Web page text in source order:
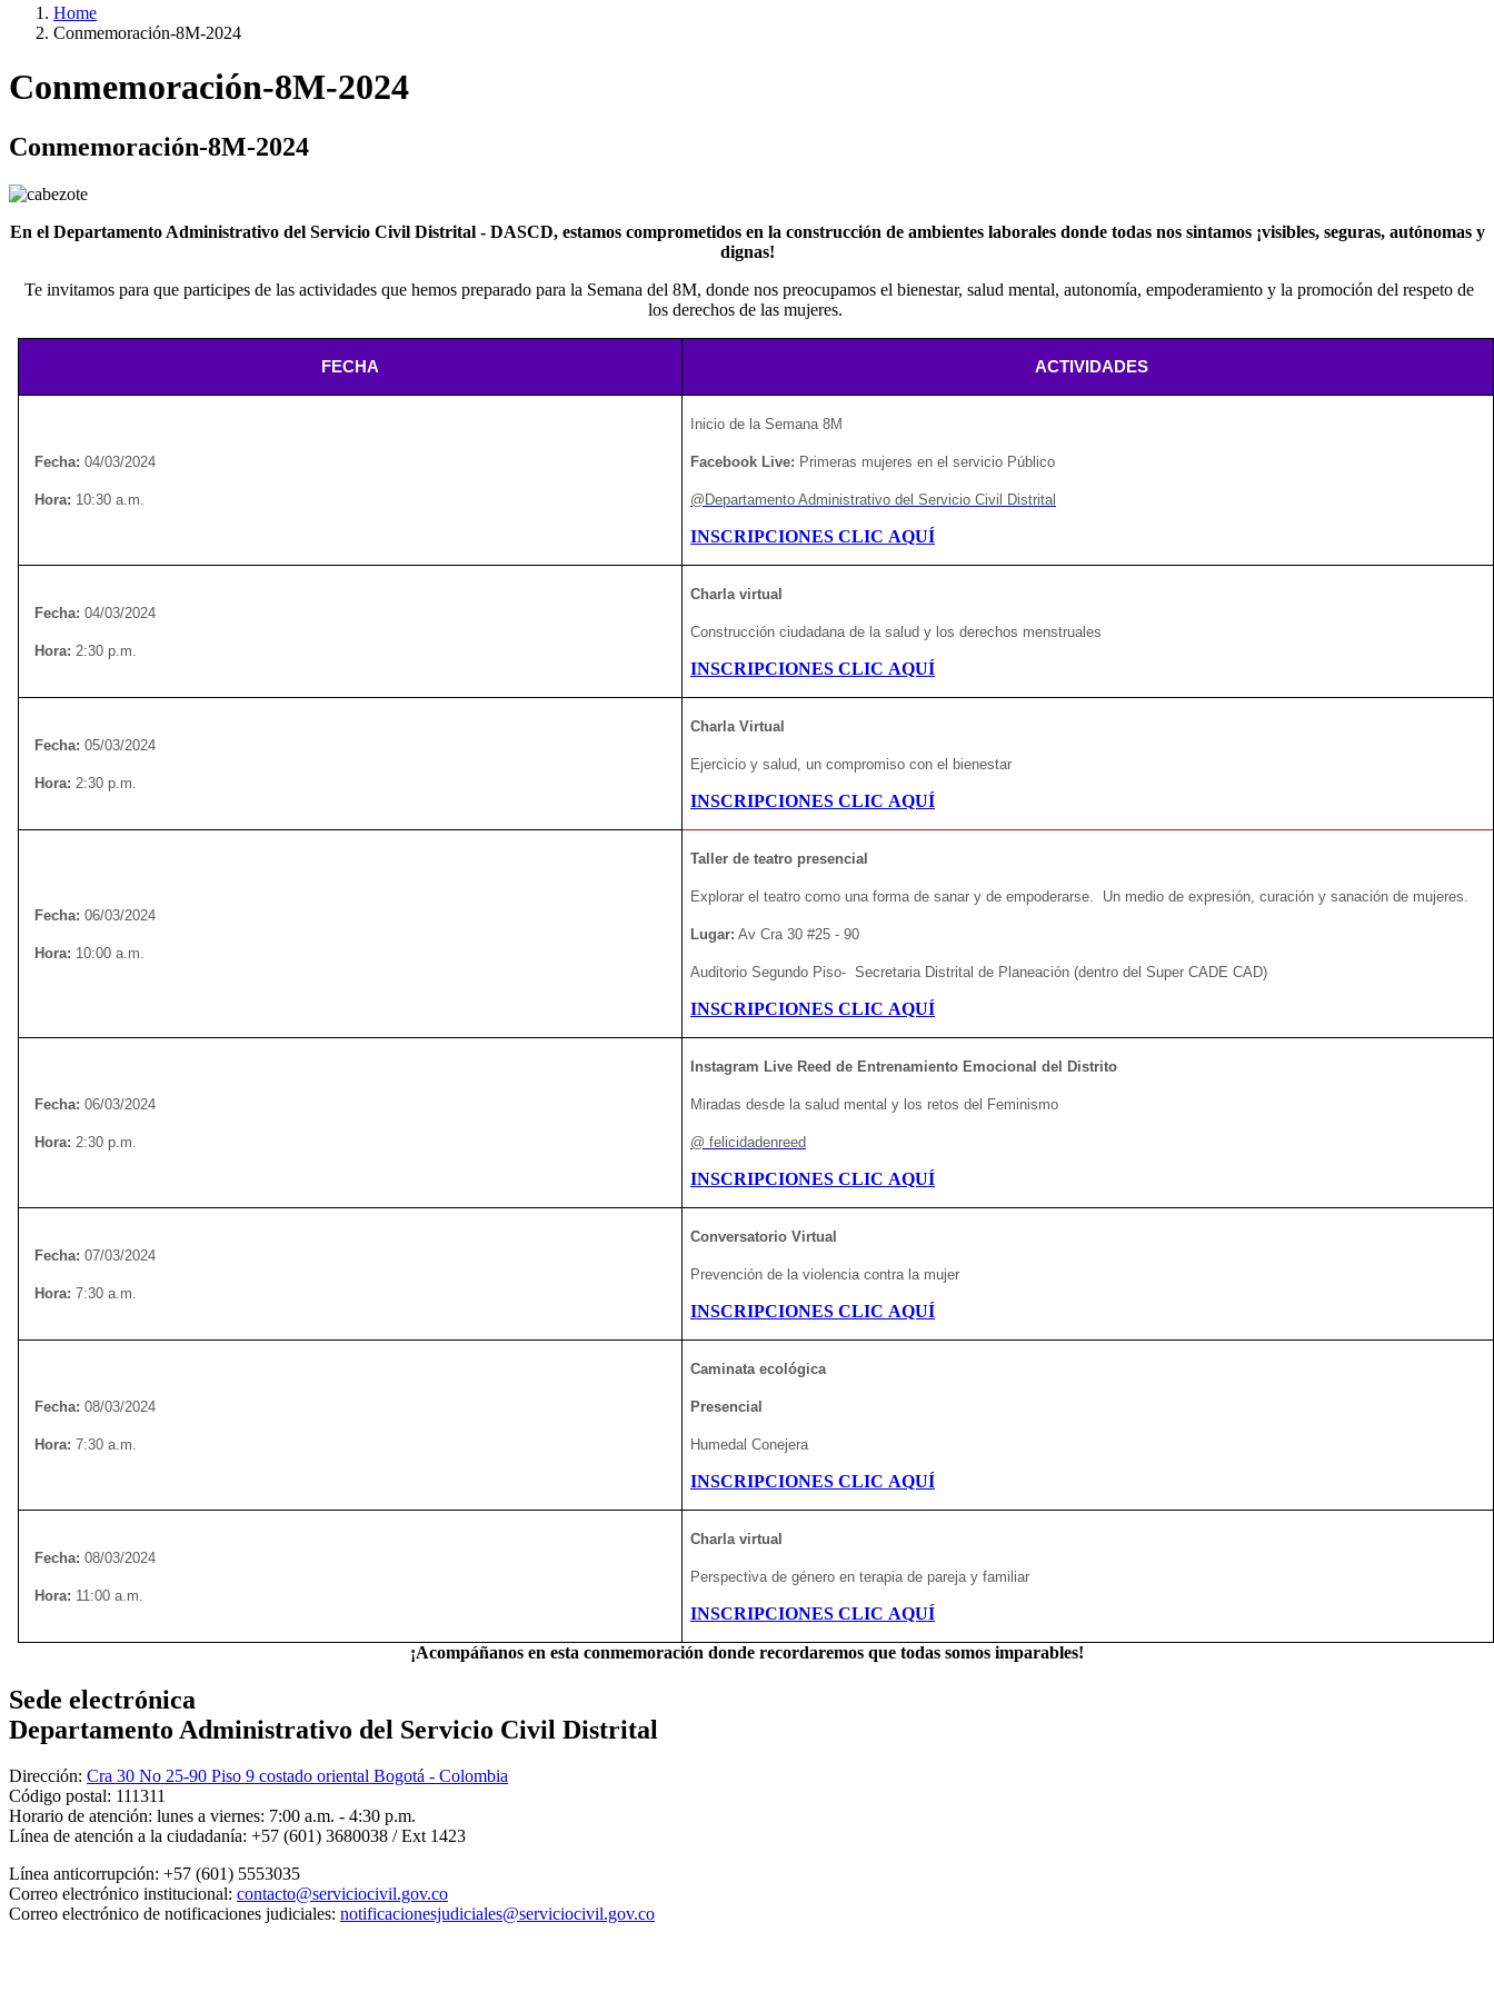
Home
Conmemoración-8M-2024
Conmemoración-8M-2024
Conmemoración-8M-2024
En el Departamento Administrativo del Servicio Civil Distrital - DASCD, estamos comprometidos en la construcción de ambientes laborales donde todas nos sintamos ¡visibles, seguras, autónomas y
dignas!
Te invitamos para que participes de las actividades que hemos preparado para la Semana del 8M, donde nos preocupamos el bienestar, salud mental, autonomía, empoderamiento y la promoción del respeto de
los derechos de las mujeres.
FECHA ACTIVIDADES
Fecha: 04/03/2024
Hora: 10:30 a.m.
Inicio de la Semana 8M
Facebook Live: Primeras mujeres en el servicio Público
@Departamento Administrativo del Servicio Civil Distrital
INSCRIPCIONES CLIC AQUÍ
Fecha: 04/03/2024
Hora: 2:30 p.m.
Charla virtual
Construcción ciudadana de la salud y los derechos menstruales
INSCRIPCIONES CLIC AQUÍ
Fecha: 05/03/2024
Hora: 2:30 p.m.
Charla Virtual
Ejercicio y salud, un compromiso con el bienestar
INSCRIPCIONES CLIC AQUÍ
Fecha: 06/03/2024
Hora: 10:00 a.m.
Taller de teatro presencial
Explorar el teatro como una forma de sanar y de empoderarse. Un medio de expresión, curación y sanación de mujeres.
Lugar: Av Cra 30 #25 - 90
Auditorio Segundo Piso- Secretaria Distrital de Planeación (dentro del Super CADE CAD)
INSCRIPCIONES CLIC AQUÍ
Fecha: 06/03/2024
Hora: 2:30 p.m.
Instagram Live Reed de Entrenamiento Emocional del Distrito
Miradas desde la salud mental y los retos del Feminismo
@ felicidadenreed
INSCRIPCIONES CLIC AQUÍ
Fecha: 07/03/2024
Hora: 7:30 a.m.
Conversatorio Virtual
Prevención de la violencia contra la mujer
INSCRIPCIONES CLIC AQUÍ
Fecha: 08/03/2024
Hora: 7:30 a.m.
Caminata ecológica
Presencial
Humedal Conejera
INSCRIPCIONES CLIC AQUÍ
Fecha: 08/03/2024
Hora: 11:00 a.m.
Charla virtual
Perspectiva de género en terapia de pareja y familiar
INSCRIPCIONES CLIC AQUÍ
¡Acompáñanos en esta conmemoración donde recordaremos que todas somos imparables!
Sede electrónica
Departamento Administrativo del Servicio Civil Distrital
Dirección: Cra 30 No 25-90 Piso 9 costado oriental Bogotá - Colombia
Código postal: 111311
Horario de atención: lunes a viernes: 7:00 a.m. - 4:30 p.m.
Línea de atención a la ciudadanía: +57 (601) 3680038 / Ext 1423
Línea anticorrupción: +57 (601) 5553035
Correo electrónico institucional: contacto@serviciocivil.gov.co
Correo electrónico de notificaciones judiciales: notificacionesjudiciales@serviciocivil.gov.co